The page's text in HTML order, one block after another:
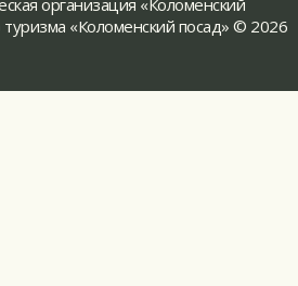
организация «Коломенский
«Коломенский посад» © 2026